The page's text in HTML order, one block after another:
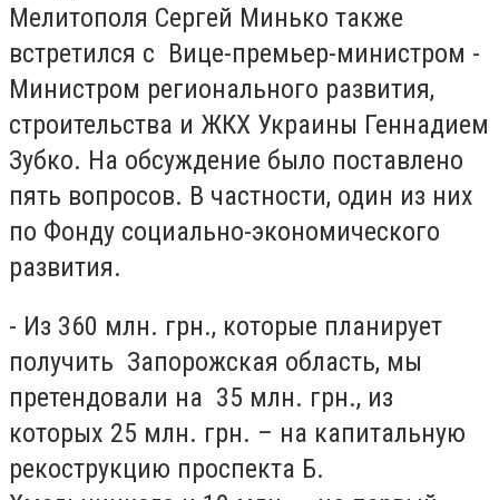
Мелитополя Сергей Минько также
встретился с Вице-премьер-министром -
Министром регионального развития,
строительства и ЖКХ Украины Геннадием
Зубко. На обсуждение было поставлено
пять вопросов. В частности, один из них
по Фонду социально-экономического
развития.
- Из 360 млн. грн., которые планирует
получить Запорожская область, мы
претендовали на 35 млн. грн., из
которых 25 млн. грн. – на капитальную
рекострукцию проспекта Б.